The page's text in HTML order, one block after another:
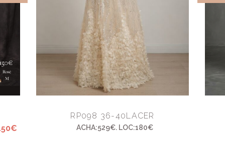
RP098 36-40LACER
ACHA:529€. LOC:180€